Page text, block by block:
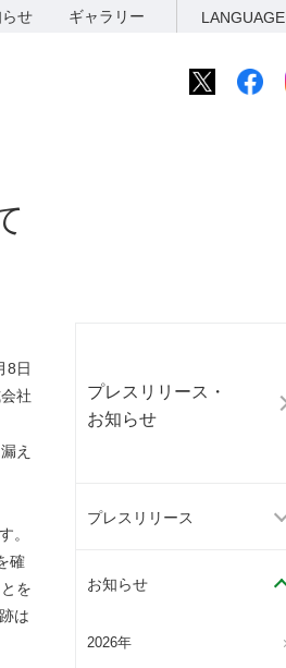
せ ギャラリー LANGUAGE
プレスリリース・
お知らせ
プレスリリース
お知らせ
2026年
8日
社
え
。
確
を
は